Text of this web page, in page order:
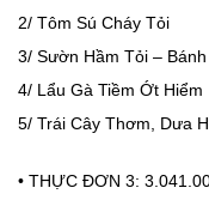
2/ Tôm Sú Cháy Tỏi
3/ Sườn Hầm Tỏi –
4/ Lẩu Gà Tiềm Ớt Hiểm
5/ Trái Cây Thơm, Dưa
• THỰC ĐƠN 3: